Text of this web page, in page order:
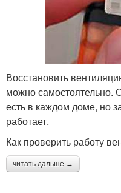
Восстановить
можно самостоятельно.
есть в каждом доме, но
работает.
Как проверить работу
читать дальше →